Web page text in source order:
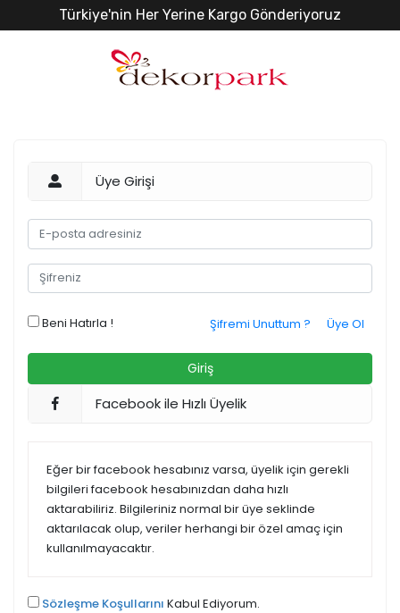
Türkiye'nin Her Yerine Kargo Gönderiyoruz
Üye Girişi
Beni Hatırla ! Üye Ol
Şifremi Unuttum ?
Facebook ile Hızlı Üyelik
Eğer bir facebook hesabınız varsa, üyelik için gerekli
bilgileri facebook hesabınızdan daha hızlı
aktarabiliriz. Bilgileriniz normal bir üye seklinde
aktarılacak olup, veriler herhangi bir özel amaç için
kullanılmayacaktır.
Sözleşme Koşullarını Kabul Ediyorum.